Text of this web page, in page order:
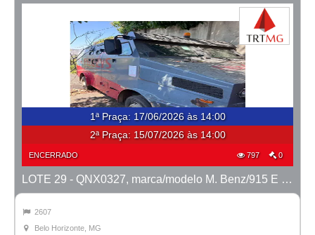
1ª Praça: 17/06/2026 às 14:00
2ª Praça: 15/07/2026 às 14:00
ENCERRADO 797 0
LOTE 29 - QNX0327, marca/modelo M. Benz/915 E MTX TVAL, ano 2016/2016
2607
Belo Horizonte, MG